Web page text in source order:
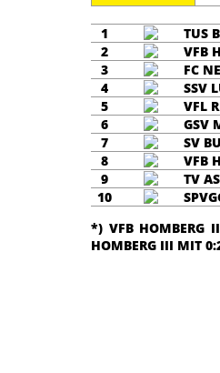
1
TUS
2
VFB
3
FC
4
SSV
5
VFL
6
GSV
7
SV
8
VFB
9
TV
10
*) VFB HOMBERG
HOMBERG III MIT